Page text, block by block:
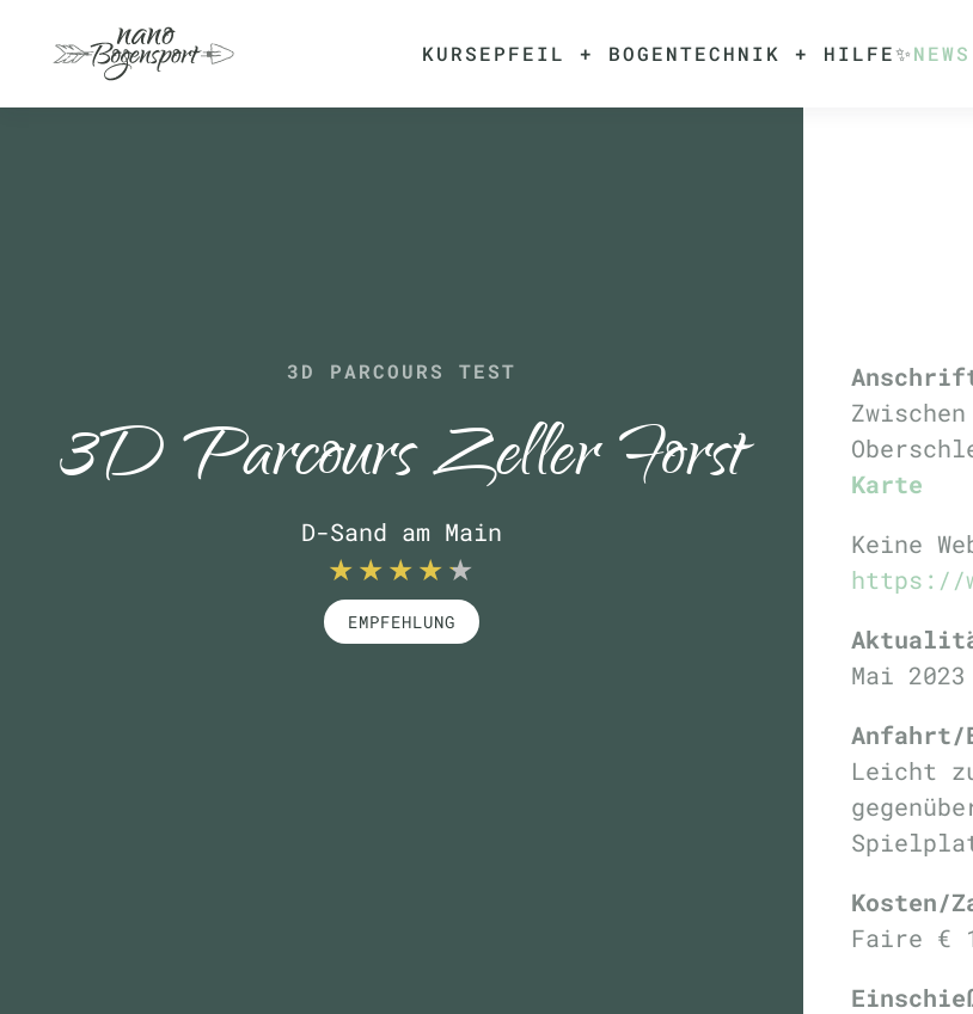
Skip to main content
KURSEPFEIL + BOGENTECHNIK + HILFE✨
3D PARCOURS TEST
3D Parcours Zeller Forst
D-Sand am Main
EMPFEHLUNG
Karte
Keine
https://
Mai 2023
Anfahrt/
Leicht
Kosten/
Faire €